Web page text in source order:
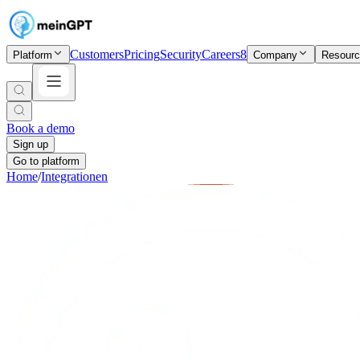
Platform CustomersPricingSecurityCareers8 Company
Book a demo
Sign up
Go to platform
Home/Integrationen